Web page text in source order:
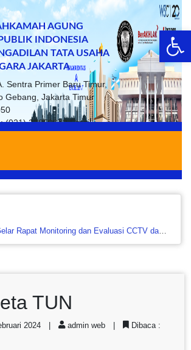
AGUNG
INDONESIA
TATA USAHA
JAKARTA
Sentra Primer Baru Timur,
Gebang, Jakarta Timur
(021) 22859672 Email :
TUN
2024 | admin web |
Dibaca :